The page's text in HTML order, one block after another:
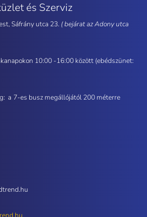
és Szerviz
Sáfrány utca 23. ( bejárat az Adony utca
10:00 -16:00 között (ebédszünet:
a 7-es busz megállójától 200 méterre